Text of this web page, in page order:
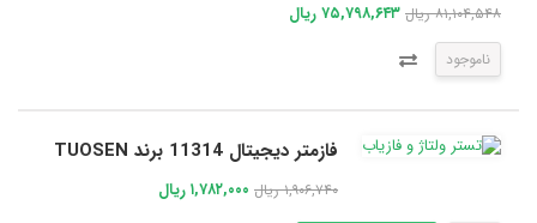
۸۱,۱۰۴,۵۴۸ ریال ۷۵,۷۹۸,۶۴۳ ریال
ناموجود
فازمتر دیجیتال 11314 برند TUOSEN
۱,۹۰۶,۷۴۰ ریال ۱,۷۸۲,۰۰۰ ریال